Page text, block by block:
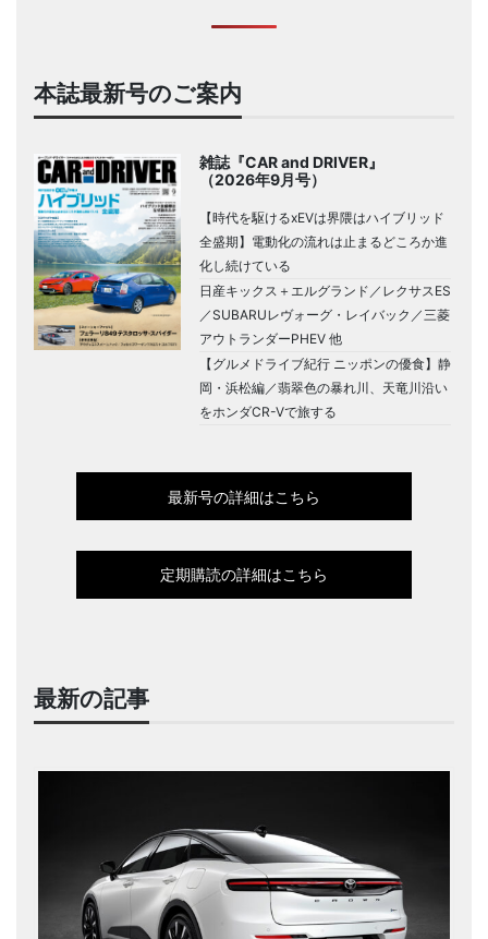
本誌最新号のご案内
雑誌『CAR and DRIVER』
（2026年9月号）
【時代を駆けるxEVは界隈はハイブリッド
全盛期】電動化の流れは止まるどころか進
化し続けている
日産キックス＋エルグランド／レクサスES
／SUBARUレヴォーグ・レイバック／三菱
アウトランダーPHEV 他
【グルメドライブ紀行 ニッポンの優食】静
岡・浜松編／翡翠色の暴れ川、天竜川沿い
をホンダCR-Vで旅する
最新号の詳細はこちら
定期購読の詳細はこちら
最新の記事